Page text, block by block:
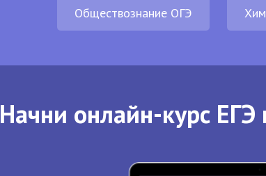
Обществознание ОГЭ
Начни онлайн-курс